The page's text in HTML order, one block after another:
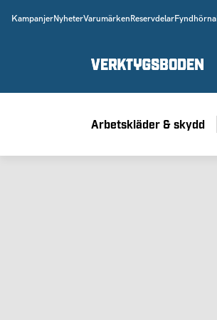
KampanjerNyheterVarumärken ReservdelarFyndhörna
Arbetskläder & skydd